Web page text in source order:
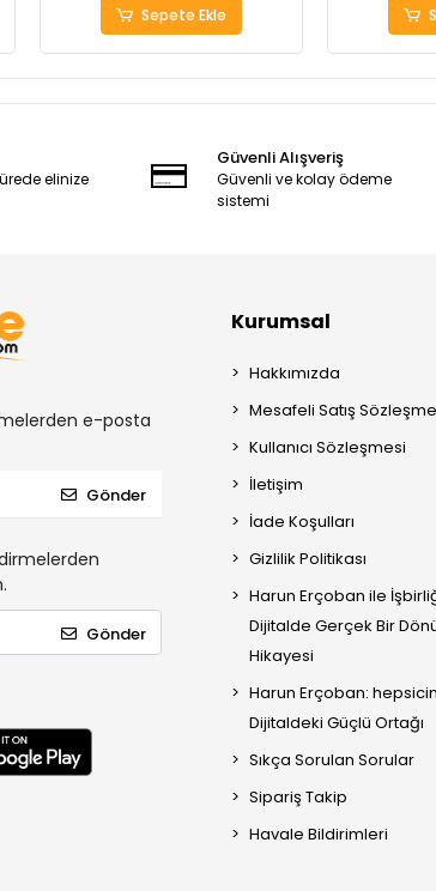
Sepete Ekle
elinize
Güvenli Alışveriş
Güvenli ve kolay ödeme
sistemi
e-posta
Gönder
Gönder
Kurumsal
Hakkımızda
Mesafeli Satış
Kullanıcı Sözleşmesi
İletişim
İade Koşulları
Gizlilik Politikası
Harun Erçoban ile
Dijitalde Gerçek Bir
Hikayesi
Harun Erçoban:
Dijitaldeki Güçlü Ortağı
Sıkça Sorulan Sorular
Sipariş Takip
Havale Bildirimleri